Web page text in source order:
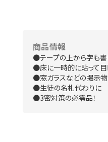
商品情報
●テープの上から字も書
●床に一時的に貼って目
●窓ガラスなどの掲示物
●生徒の名札代わりに
●3密対策の必需品！